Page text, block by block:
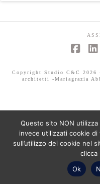
Copyright Studio C&C 2026
architetti -Mariagrazia
Questo sito NON
invece utilizzati cookie
sull’utilizzo dei cookie nel
clicca
Ok